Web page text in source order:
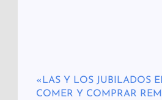
«LAS Y LOS JUBILADOS
COMER Y COMPRAR